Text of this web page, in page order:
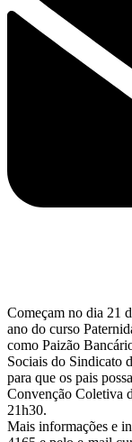
Começam no dia 21
ano do curso
como Paizão
Sociais do Sindicato
para que os pais
Convenção Coletiva
21h30.
Mais informações e